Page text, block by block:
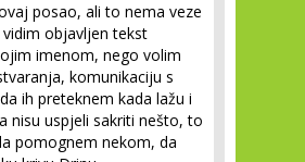
posao, ali to nema veze
objavljen tekst
imenom, nego volim
komunikaciju s
ih preteknem kada lažu i
nisu uspjeli sakriti nešto, to
pomognem nekom, da